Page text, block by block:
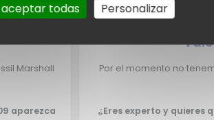
Marshall
aparezca
Por el momento no
¿Eres experto y quieres
aceptar todas Personalizar